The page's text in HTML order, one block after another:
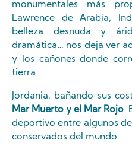
monumentales más
Lawrence de Arabia,
belleza desnuda y
dramática… nos deja ver
y los cañones donde
tierra.
Jordania, bañando sus
Mar Muerto y el Mar Rojo.
deportivo entre algunos
conservados del mundo.